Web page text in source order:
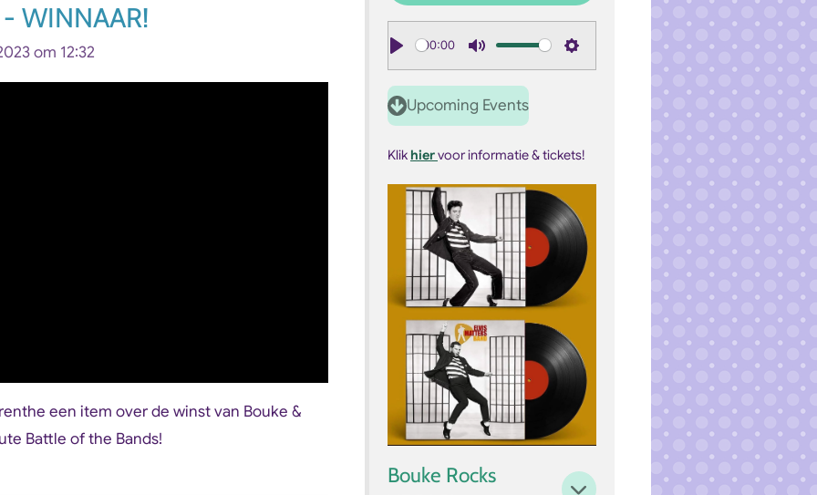
WINNAAR!
om 12:32
een item over de winst van Bouke &
Battle of the Bands!
P
l
a
00:00
M
u
t
S
g
s
Upcoming Events
Klik hiervoor informatie & tickets!
Bouke Rocks